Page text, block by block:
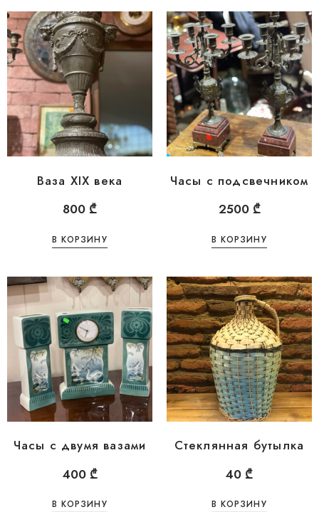
Ваза XIX века
800 ₾
В КОРЗИНУ
Часы с подсвечником
2500 ₾
В КОРЗИНУ
Часы с двумя вазами
400 ₾
В КОРЗИНУ
Стеклянная бутылка
40 ₾
В КОРЗИНУ